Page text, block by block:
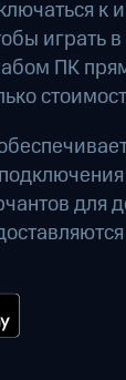
к
играть
ПК
для